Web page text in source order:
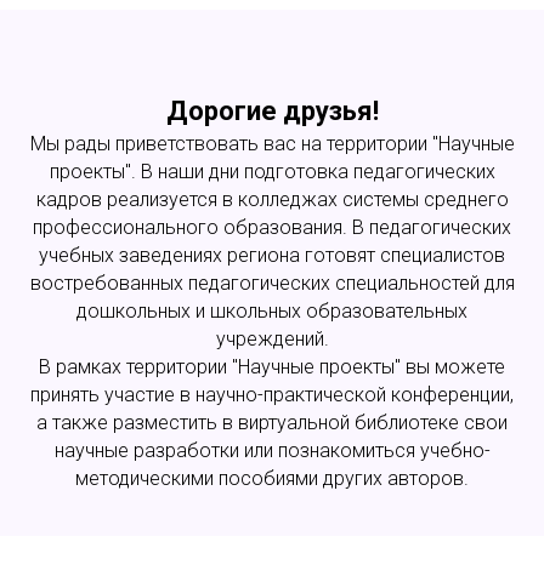
Дорогие друзья!
Мы рады приветствовать вас на территории "Научные
проекты". В наши дни подготовка педагогических
кадров реализуется в колледжах системы среднего
профессионального образования. В педагогических
учебных заведениях региона готовят специалистов
востребованных педагогических специальностей для
дошкольных и школьных образовательных
учреждений.
В рамках территории "Научные проекты" вы можете
принять участие в научно-практической конференции,
а также разместить в виртуальной библиотеке свои
научные разработки или познакомиться учебно-
методическими пособиями других авторов.